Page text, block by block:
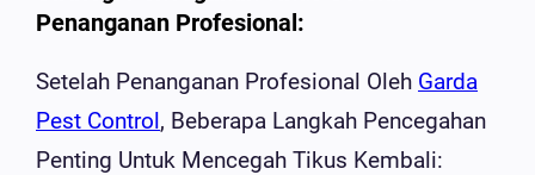
Penanganan Profesional:
Setelah Penanganan Profesional Oleh Garda
Pest Control, Beberapa Langkah Pencegahan
Penting Untuk Mencegah Tikus Kembali: